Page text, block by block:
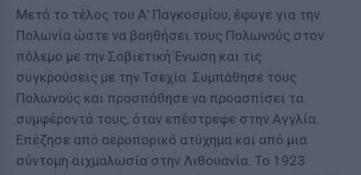
Μετά το τέλος του Α' Παγκοσμίου, έφυγε για την
Πολωνία ώστε να βοηθήσει τους Πολωνούς στον
πόλεμο με την Σοβιετική Ένωση και τις
συγκρούσεις με την Τσεχία. Συμπάθησε τους
Πολωνούς και προσπάθησε να προασπίσει τα
συμφέροντά τους, όταν επέστρεφε στην Αγγλία.
Επέζησε από αεροπορικό ατύχημα και από μια
σύντομη αιχμαλωσία στην Λιθουανία. Το 1923